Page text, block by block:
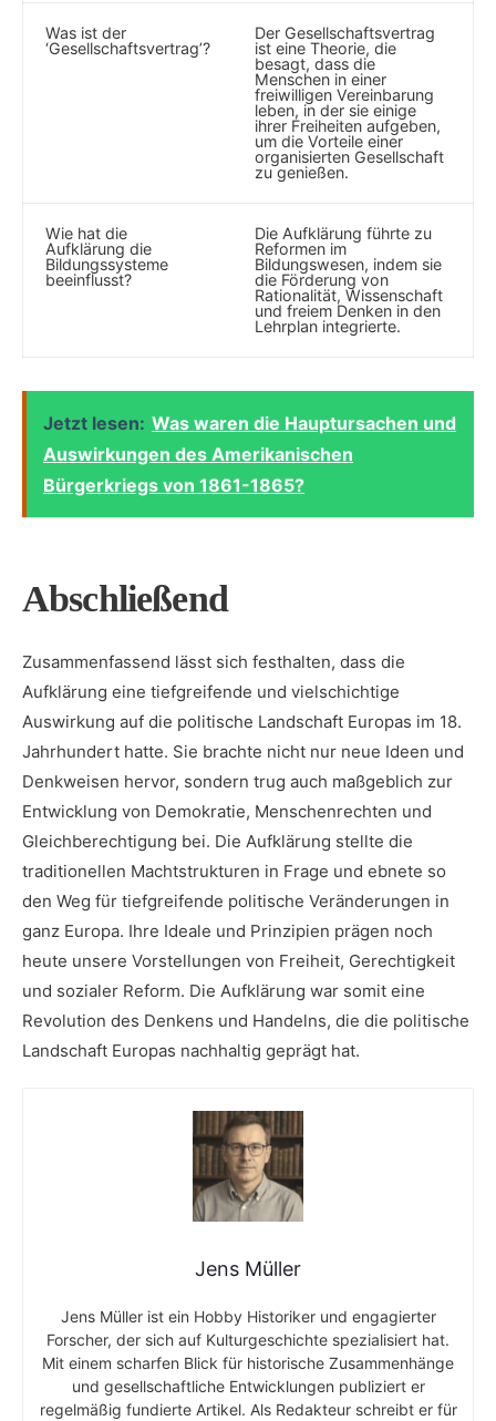
Was ist der
‘Gesellschaftsvertrag’?
Der Gesellschaftsvertrag
ist eine ​Theorie,‍ die
besagt, dass die
Menschen in⁢ einer
freiwilligen Vereinbarung
leben, in der​ sie ⁢einige
ihrer ‍Freiheiten⁤ aufgeben,‍
um⁤ die Vorteile einer
organisierten Gesellschaft
zu‌ genießen.
Wie ⁣hat die
Aufklärung ⁤die ​
Bildungssysteme
beeinflusst?
Die Aufklärung führte zu
Reformen im
⁤Bildungswesen, indem sie
die Förderung‍ von
Rationalität, Wissenschaft
und freiem Denken in den⁣
Lehrplan integrierte.
Jetzt lesen: Was waren die Hauptursachen und
Auswirkungen des Amerikanischen
Bürgerkriegs von 1861-1865?
Abschließend
Zusammenfassend lässt sich festhalten, dass die
Aufklärung ‍eine tiefgreifende und vielschichtige⁣
Auswirkung auf‍ die politische Landschaft Europas‌ im 18.
⁤Jahrhundert hatte. Sie brachte nicht nur neue Ideen ⁢und
Denkweisen hervor, sondern‍ trug auch maßgeblich zur
Entwicklung von Demokratie, Menschenrechten und
Gleichberechtigung⁤ bei. Die Aufklärung ​stellte die
traditionellen Machtstrukturen in Frage und​ ebnete so
den Weg für tiefgreifende⁣ politische Veränderungen ​in
ganz Europa. Ihre Ideale und⁣ Prinzipien prägen noch
heute unsere Vorstellungen von ‌Freiheit, Gerechtigkeit
und ‍sozialer Reform. Die Aufklärung war somit eine
‍Revolution des Denkens‌ und Handelns, die die politische
Landschaft Europas nachhaltig ‌geprägt hat.
Jens Müller
Jens Müller ist ein Hobby Historiker und engagierter
Forscher, der sich auf Kulturgeschichte spezialisiert hat.
Mit einem scharfen Blick für historische Zusammenhänge
und gesellschaftliche Entwicklungen publiziert er
regelmäßig fundierte Artikel. Als Redakteur schreibt er für